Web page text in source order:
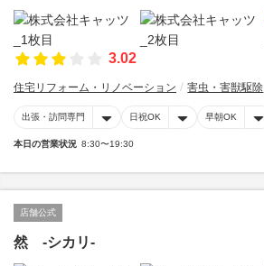
3.02
住宅リフォーム・リノベーション 害虫・害獣駆除
出張・訪問専門 日祝OK 早朝OK
本日の営業状況 8:30〜19:30
店舗公式
然 -シカリ-